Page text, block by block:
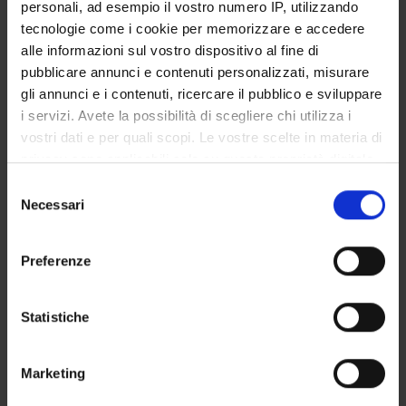
personali, ad esempio il vostro numero IP, utilizzando
tecnologie come i cookie per memorizzare e accedere
alle informazioni sul vostro dispositivo al fine di
pubblicare annunci e contenuti personalizzati, misurare
gli annunci e i contenuti, ricercare il pubblico e sviluppare
i servizi. Avete la possibilità di scegliere chi utilizza i
vostri dati e per quali scopi. Le vostre scelte in materia di
privacy sono applicabili solo su questa proprietà digitale
modificare o revocare il proprio consenso in qualsiasi
momento dalla Dichiarazione sui cookie o facendo clic
raccogliere informazioni sulla tua posizione
geografica, con un'approssimazione di qualche
Identificare il tuo dispositivo, scansionandolo
delNecessari
Preferenze
Statistiche
Marketing
Matteo Ballottari
Full Professor
Roberto Bassi
Studioso Senior
Biotecnologie vegetali
RESEARCH AREAS